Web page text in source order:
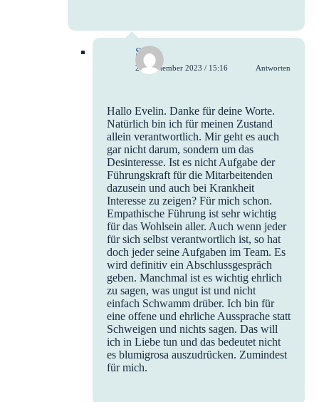
Stef
27. September 2023 / 15:16 Antworten
Hallo Evelin. Danke für deine Worte.
Natürlich bin ich für meinen Zustand
allein verantwortlich. Mir geht es auch
gar nicht darum, sondern um das
Desinteresse. Ist es nicht Aufgabe der
Führungskraft für die Mitarbeitenden
dazusein und auch bei Krankheit
Interesse zu zeigen? Für mich schon.
Empathische Führung ist sehr wichtig
für das Wohlsein aller. Auch wenn jeder
für sich selbst verantwortlich ist, so hat
doch jeder seine Aufgaben im Team. Es
wird definitiv ein Abschlussgespräch
geben. Manchmal ist es wichtig ehrlich
zu sagen, was ungut ist und nicht
einfach Schwamm drüber. Ich bin für
eine offene und ehrliche Aussprache statt
Schweigen und nichts sagen. Das will
ich in Liebe tun und das bedeutet nicht
es blumigrosa auszudrücken. Zumindest
für mich.